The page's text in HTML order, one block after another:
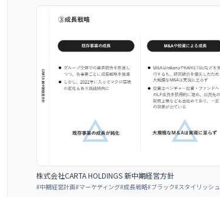
株式会社CARTA HOLDINGS 新中期経営方針
#中期経営計画#マーケティング#成長戦略#ブラック#スタイリッシュ